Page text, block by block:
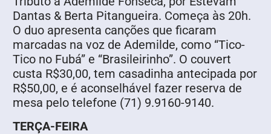
Dantas & Berta Pitangueira. Começa às 20h.
O duo apresenta canções que ficaram
marcadas na voz de Ademilde, como “Tico-
Tico no Fubá” e “Brasileirinho”. O couvert
custa R$30,00, tem casadinha antecipada por
R$50,00, e é aconselhável fazer reserva de
mesa pelo telefone (71) 9.9160-9140.
TERÇA-FEIRA